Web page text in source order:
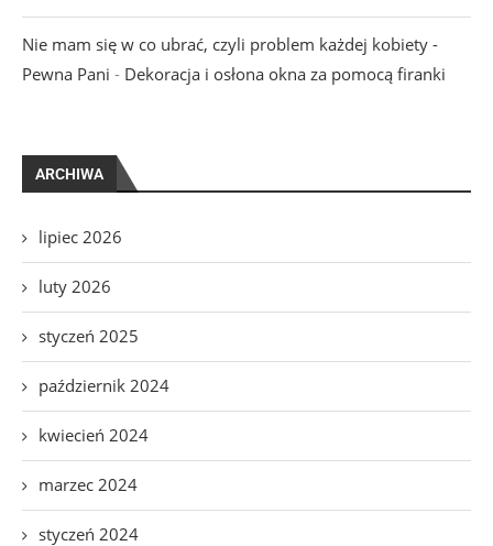
Nie mam się w co ubrać, czyli problem każdej kobiety -
Pewna Pani - Dekoracja i osłona okna za pomocą firanki
ARCHIWA
lipiec 2026
luty 2026
styczeń 2025
październik 2024
kwiecień 2024
marzec 2024
styczeń 2024